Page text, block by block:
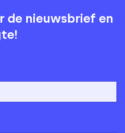
de nieuwsbrief en